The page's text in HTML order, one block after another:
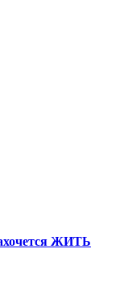
ЖИТЬ